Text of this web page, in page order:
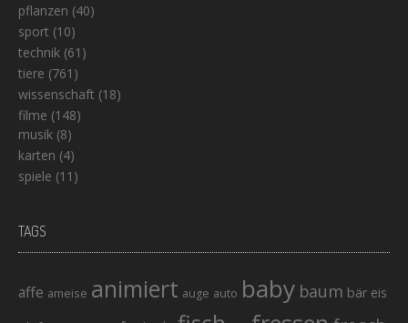
pflanzen (40)
sport (10)
technik (61)
tiere (761)
wissenschaft (18)
filme (148)
musik (8)
karten (4)
spiele (11)
TAGS
affe ameise animiert auge auto baby baum bär eis